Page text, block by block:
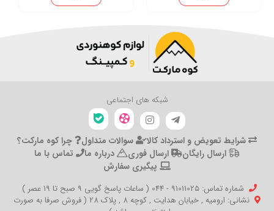
شبکه های اجتماعی
شرایط تعویض و استرداد کالا سوالات متداول
چرا کوه مارکت؟
ارسال رایگان
ارسال فوری درباره ما
تماس با ما
پیگیری سفارش
شماره تماس‌: 91011025 - 044 ( ساعات پاسخ گویی 9 صبح تا 19 عصر )
نشانی: ارومیه , خیابان هدایت , کوچه 8 , پلاک 28 ( فروش صرفا به صورت